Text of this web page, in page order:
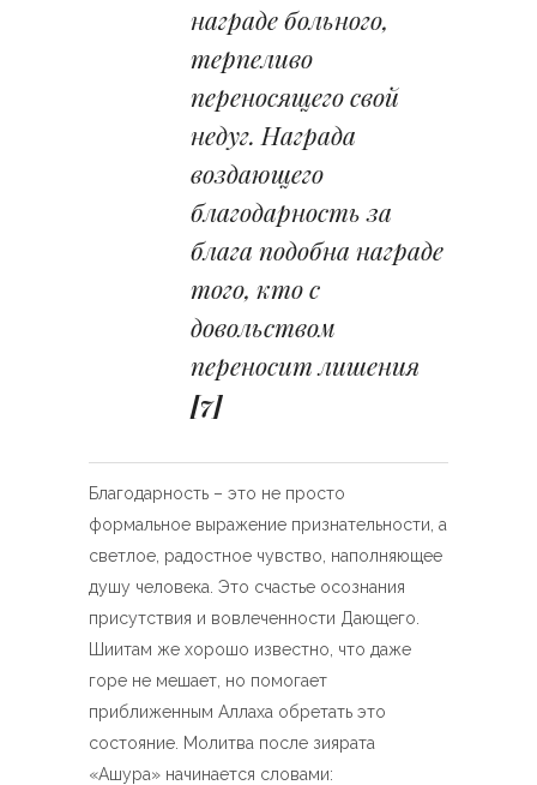
награде больного,
терпеливо
переносящего свой
недуг. Награда
воздающего
благодарность за
блага подобна награде
того, кто с
довольством
переносит лишения
[7]
Благодарность – это не просто
формальное выражение признательности, а
светлое, радостное чувство, наполняющее
душу человека. Это счастье осознания
присутствия и вовлеченности Дающего.
Шиитам же хорошо известно, что даже
горе не мешает, но помогает
приближенным Аллаха обретать это
состояние. Молитва после зиярата
«Ашура» начинается словами: